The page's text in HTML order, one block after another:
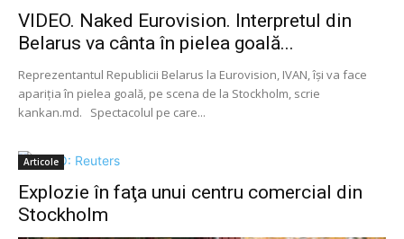
VIDEO. Naked Eurovision. Interpretul din
Belarus va cânta în pielea goală...
Reprezentantul Republicii Belarus la Eurovision, IVAN, îşi va face
apariţia în pielea goală, pe scena de la Stockholm, scrie
kankan.md. Spectacolul pe care...
Articole
Explozie în faţa unui centru comercial din
Stockholm